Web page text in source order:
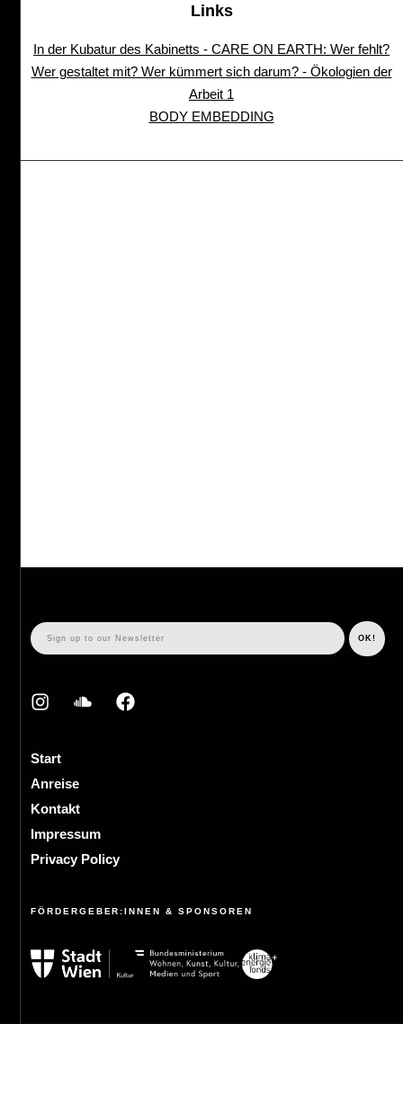
Links
In der Kubatur des Kabinetts - CARE ON EARTH: Wer fehlt?
Wer gestaltet mit? Wer kümmert sich darum? - Ökologien der
Arbeit 1
BODY EMBEDDING
Start
Anreise
Kontakt
Impressum
Privacy Policy
FÖRDERGEBER:INNEN & SPONSOREN